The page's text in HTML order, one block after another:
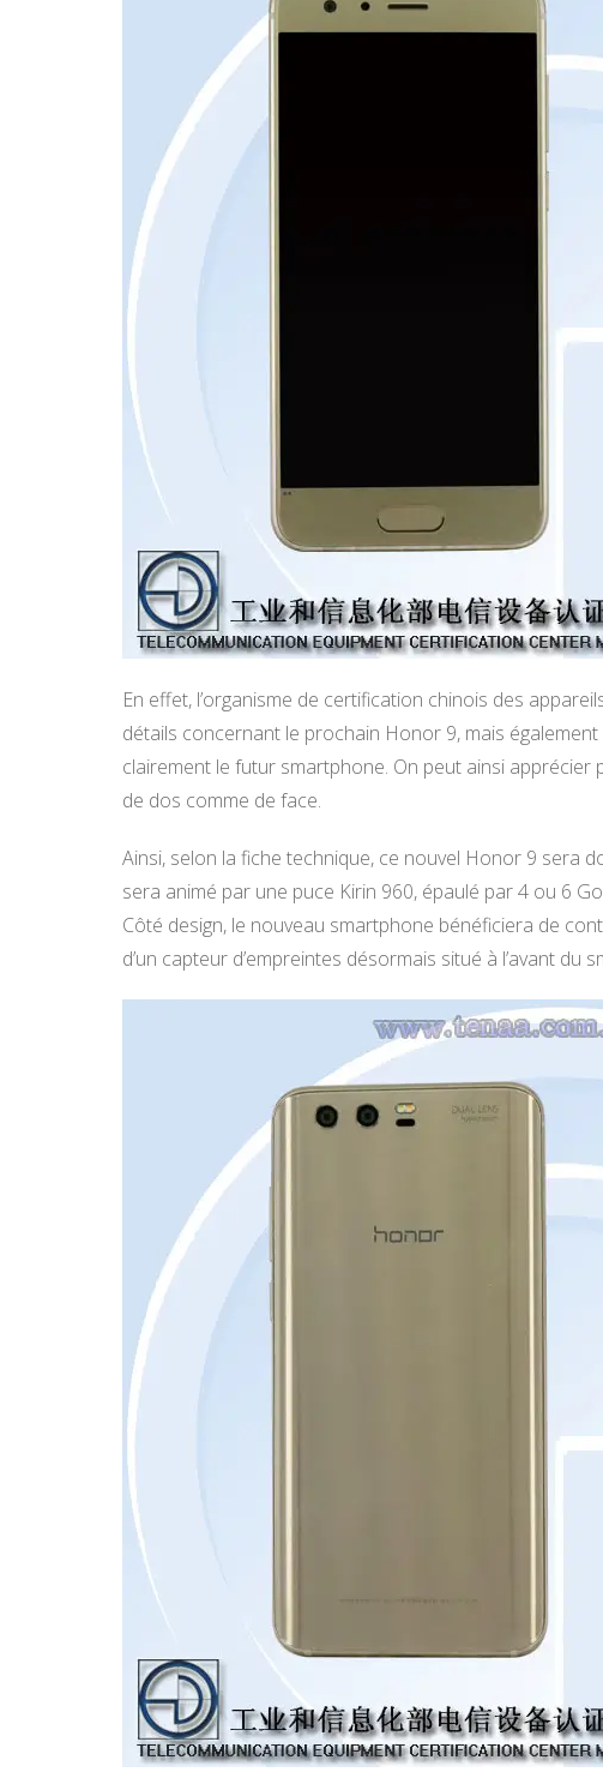
En effet, l’organisme de certification chinois des
détails concernant le prochain Honor 9, mais
clairement le futur smartphone. On peut ainsi
de dos comme de face.
Ainsi, selon la fiche technique, ce nouvel Honor 9 sera
sera animé par une puce Kirin 960, épaulé par 4 ou 6
Côté design, le nouveau smartphone bénéficiera de
d’un capteur d’empreintes désormais situé à l’avant du